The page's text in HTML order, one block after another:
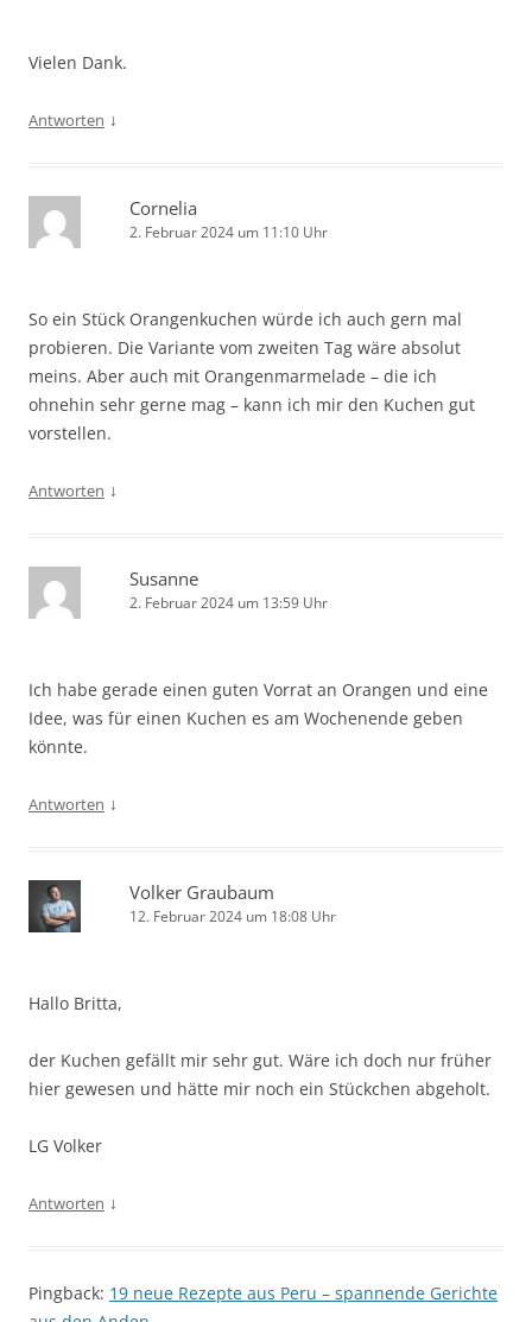
Vielen Dank.
Antworten ↓
Cornelia
2. Februar 2024 um 11:10 Uhr
So ein Stück Orangenkuchen würde ich auch gern mal
probieren. Die Variante vom zweiten Tag wäre absolut
meins. Aber auch mit Orangenmarmelade – die ich
ohnehin sehr gerne mag – kann ich mir den Kuchen gut
vorstellen.
Antworten ↓
Susanne
2. Februar 2024 um 13:59 Uhr
Ich habe gerade einen guten Vorrat an Orangen und eine
Idee, was für einen Kuchen es am Wochenende geben
könnte.
Antworten ↓
Volker Graubaum
12. Februar 2024 um 18:08 Uhr
Hallo Britta,
der Kuchen gefällt mir sehr gut. Wäre ich doch nur früher
hier gewesen und hätte mir noch ein Stückchen abgeholt.
LG Volker
Antworten ↓
Pingback: 19 neue Rezepte aus Peru – spannende Gerichte